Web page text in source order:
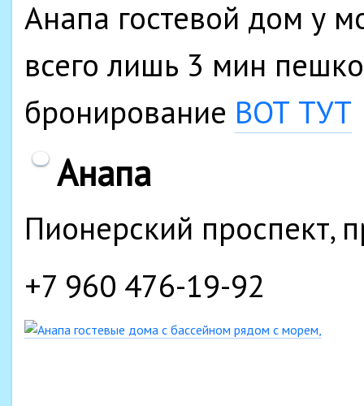
Анапа гостевой дом у
всего лишь 3 мин
бронирование ВОТ ТУТ
Анапа
Пионерский проспект,
+7 960 476-19-92